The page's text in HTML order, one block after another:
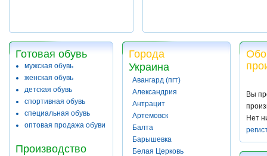
Готовая обувь
мужская обувь
женская обувь
детская обувь
спортивная обувь
специальная обувь
оптовая продажа обуви
Производство
Города
Украина
Авангард (пгт)
Александрия
Антрацит
Артемовск
Балта
Барышевка
Белая Церковь
Вы
Нет